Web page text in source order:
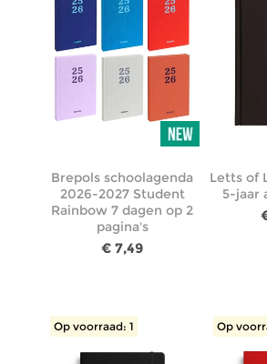
Brepols schoolagenda
2026-2027 Student
Rainbow 7 dagen op 2
pagina's
€ 7,49
Letts of
5-jaar
Op voorraad: 1 Op